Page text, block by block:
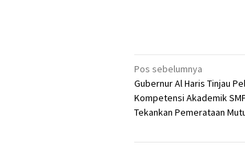
Navigasi
pos
Pos sebelumnya
Gubernur Al Haris Tinjau
Kompetensi Akademik
Tekankan Pemerataan